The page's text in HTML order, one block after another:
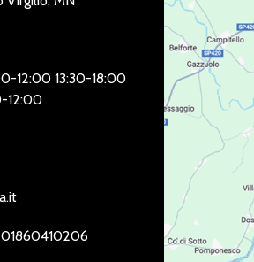
12:00 13:30-18:00
12:00